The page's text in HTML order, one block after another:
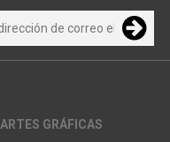
ARTES GRÁFICAS